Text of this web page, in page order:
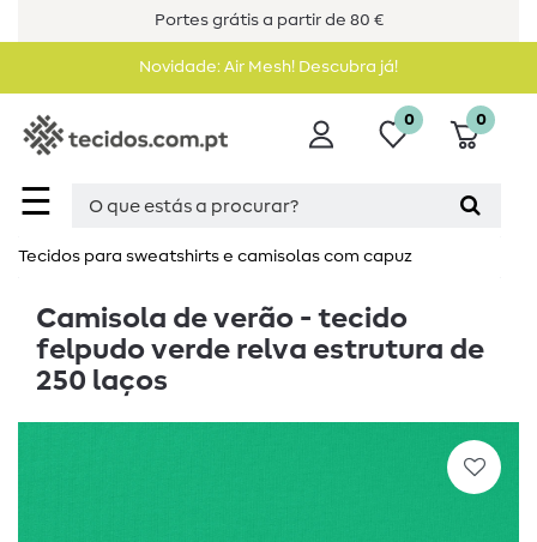
Portes grátis a partir de 80 €
Novidade: Air Mesh! Descubra já!
☰
0 0
Tecidos para sweatshirts e camisolas com capuz
Camisola de verão - tecido
felpudo verde relva estrutura de
250 laços